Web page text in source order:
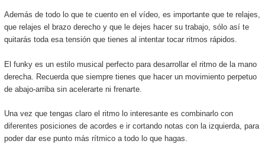
Además de todo lo que te cuento en el vídeo, es importante que te relajes,
que relajes el brazo derecho y que le dejes hacer su trabajo, sólo así te
quitarás toda esa tensión que tienes al intentar tocar ritmos rápidos.
El funky es un estilo musical perfecto para desarrollar el ritmo de la mano
derecha. Recuerda que siempre tienes que hacer un movimiento perpetuo
de abajo-arriba sin acelerarte ni frenarte.
Una vez que tengas claro el ritmo lo interesante es combinarlo con
diferentes posiciones de acordes e ir cortando notas con la izquierda, para
poder dar ese punto más rítmico a todo lo que hagas.